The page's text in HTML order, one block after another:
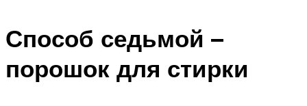
Способ седьмой –
порошок для стирки